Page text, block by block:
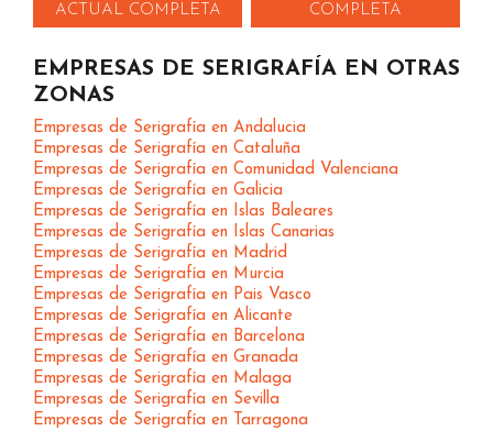
ACTUAL COMPLETA
COMPLETA
EMPRESAS DE SERIGRAFÍA EN OTRAS
ZONAS
Empresas de Serigrafía en Andalucia
Empresas de Serigrafía en Cataluña
Empresas de Serigrafía en Comunidad Valenciana
Empresas de Serigrafía en Galicia
Empresas de Serigrafía en Islas Baleares
Empresas de Serigrafía en Islas Canarias
Empresas de Serigrafía en Madrid
Empresas de Serigrafía en Murcia
Empresas de Serigrafía en Pais Vasco
Empresas de Serigrafía en Alicante
Empresas de Serigrafía en Barcelona
Empresas de Serigrafía en Granada
Empresas de Serigrafía en Malaga
Empresas de Serigrafía en Sevilla
Empresas de Serigrafía en Tarragona